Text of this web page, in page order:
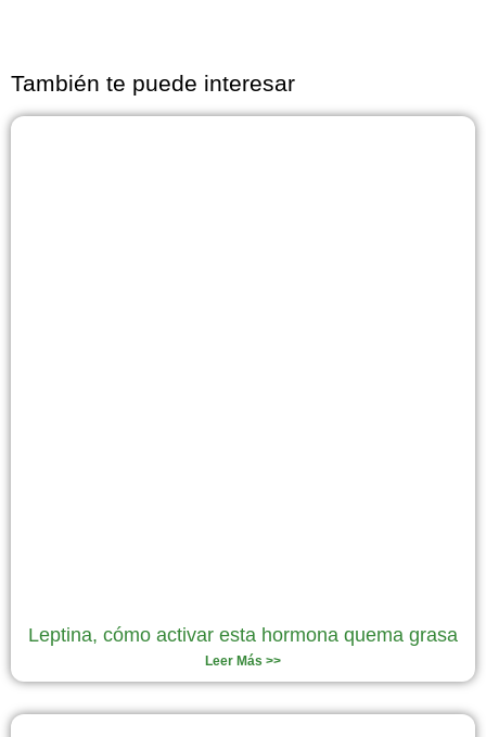
También te puede interesar
Leptina, cómo activar esta hormona quema grasa
Leer Más >>